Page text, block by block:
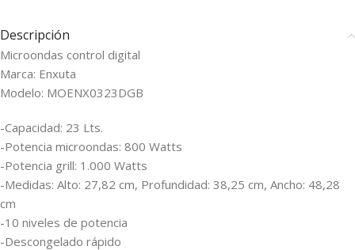
Descripción
Microondas control digital
Marca: Enxuta
Modelo: MOENX0323DGB
-Capacidad: 23 Lts.
-Potencia microondas: 800 Watts
-Potencia grill: 1.000 Watts
-Medidas: Alto: 27,82 cm, Profundidad: 38,25 cm, Ancho: 48,28
cm
-10 niveles de potencia
-Descongelado rápido